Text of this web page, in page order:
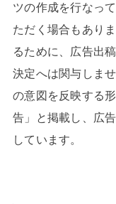
ツの作成を行なっ
ただく場合もあり
るために、広告出
決定へは関与しま
の意図を反映する
告」と掲載し、広
しています。